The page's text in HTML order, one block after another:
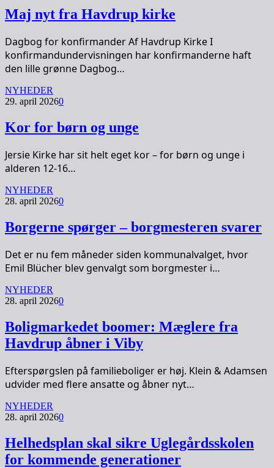
Maj nyt fra Havdrup kirke
Dagbog for konfirmander Af Havdrup Kirke I
konfirmandundervisningen har konfirmanderne haft
den lille grønne Dagbog…
NYHEDER
29. april 20260
Kor for børn og unge
Jersie Kirke har sit helt eget kor – for børn og unge i
alderen 12-16…
NYHEDER
28. april 20260
Borgerne spørger – borgmesteren svarer
Det er nu fem måneder siden kommunalvalget, hvor
Emil Blücher blev genvalgt som borgmester i…
NYHEDER
28. april 20260
Boligmarkedet boomer: Mæglere fra
Havdrup åbner i Viby
Efterspørgslen på familieboliger er høj. Klein & Adamsen
udvider med flere ansatte og åbner nyt…
NYHEDER
28. april 20260
Helhedsplan skal sikre Uglegårdsskolen
for kommende generationer